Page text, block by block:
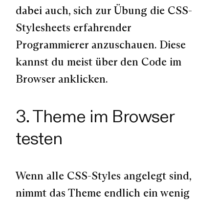
dabei auch, sich zur Übung die CSS-
Stylesheets erfahrender
Programmierer anzuschauen. Diese
kannst du meist über den Code im
Browser anklicken.
3. Theme im Browser
testen
Wenn alle CSS-Styles angelegt sind,
nimmt das Theme endlich ein wenig